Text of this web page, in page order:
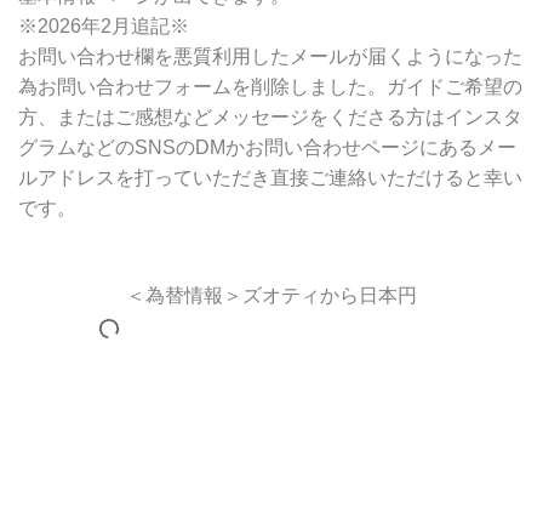
※2026年2月追記※
お問い合わせ欄を悪質利用したメールが届くようになった
為お問い合わせフォームを削除しました。ガイドご希望の
方、またはご感想などメッセージをくださる方はインスタ
グラムなどのSNSのDMかお問い合わせページにあるメー
ルアドレスを打っていただき直接ご連絡いただけると幸い
です。
＜為替情報＞ズオティから日本円